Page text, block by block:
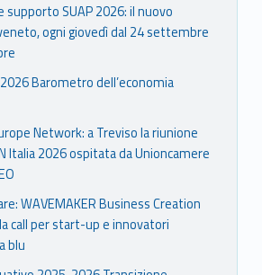
supporto SUAP 2026: il nuovo
ogni giovedì dal 24 settembre
Barometro dell’economia
Network: a Treviso la riunione
Italia 2026 ospitata da Unioncamere
WAVEMAKER Business Creation
call per start-up e innovatori
blu